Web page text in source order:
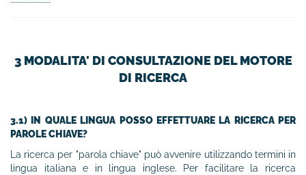
3 MODALITA' DI CONSULTAZIONE DEL MOTORE
DI RICERCA
3.1) IN QUALE LINGUA POSSO EFFETTUARE LA RICERCA PER
PAROLE CHIAVE?
La ricerca per "parola chiave" può avvenire utilizzando termini in
lingua italiana e in lingua inglese. Per facilitare la ricerca